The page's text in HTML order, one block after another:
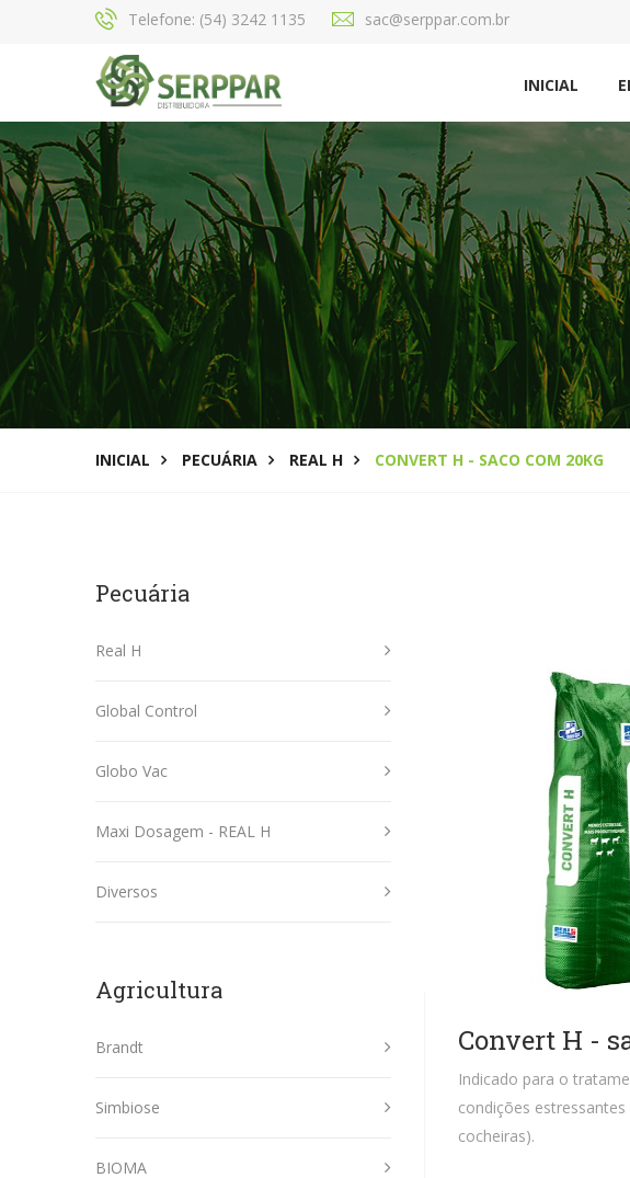
Telefone: (54) 3242 1135 sac@serppar.com.br
INICIAL
INICIAL PECUÁRIA REAL H CONVERT H - SACO COM 20KG
Pecuária
Real H
Global Control
Globo Vac
Maxi Dosagem - REAL H
Diversos
Agricultura
Brandt
Simbiose
BIOMA
Convert H -
Indicado para o
condições
cocheiras).